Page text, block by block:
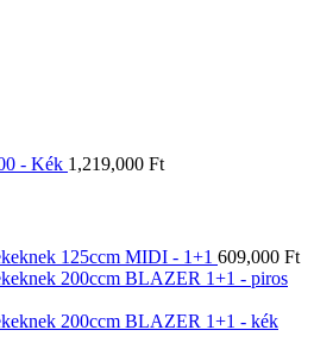
- Kék 1,219,000 Ft
125ccm MIDI - 1+1 609,000 Ft
200ccm BLAZER 1+1 - piros
200ccm BLAZER 1+1 - kék